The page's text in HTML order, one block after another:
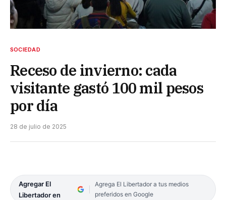
SOCIEDAD
Receso de invierno: cada
visitante gastó 100 mil pesos
por día
28 de julio de 2025
Agregar El
Libertador en
Agrega El Libertador a tus medios
preferidos en Google